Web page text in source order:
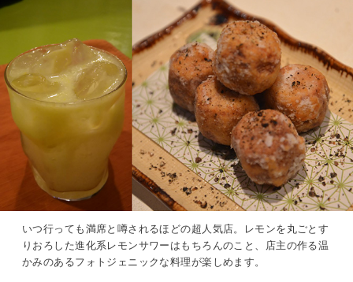
いつ行っても満席と噂されるほどの超人気店。レモンを丸ごとす
りおろした進化系レモンサワーはもちろんのこと、店主の作る温
かみのあるフォトジェニックな料理が楽しめます。